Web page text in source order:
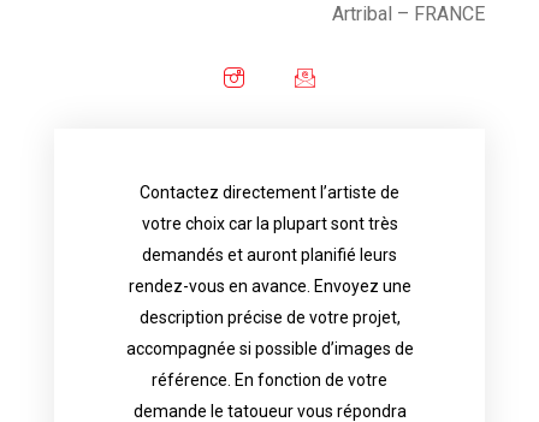
Artribal – FRANCE
Contactez directement l’artiste de
votre choix car la plupart sont très
demandés et auront planifié leurs
rendez-vous en avance. Envoyez une
description précise de votre projet,
accompagnée si possible d’images de
référence. En fonction de votre
demande le tatoueur vous répondra
appointments in advance. Send an
accurate description of your project, if
possible attached with reference
images. Depending your request, the
tattoo artist will answer to tell you his